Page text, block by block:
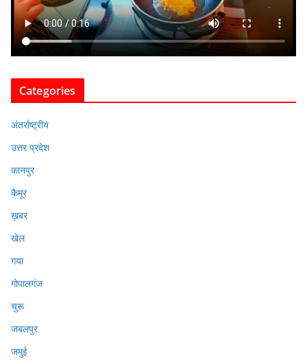
Categories
अंतर्राष्ट्रीय
उत्तर प्रदेश
कानपुर
कैमूर
ख़बर
खेल
गया
गोपालगंज
चुरू
जबलपुर
जमुई